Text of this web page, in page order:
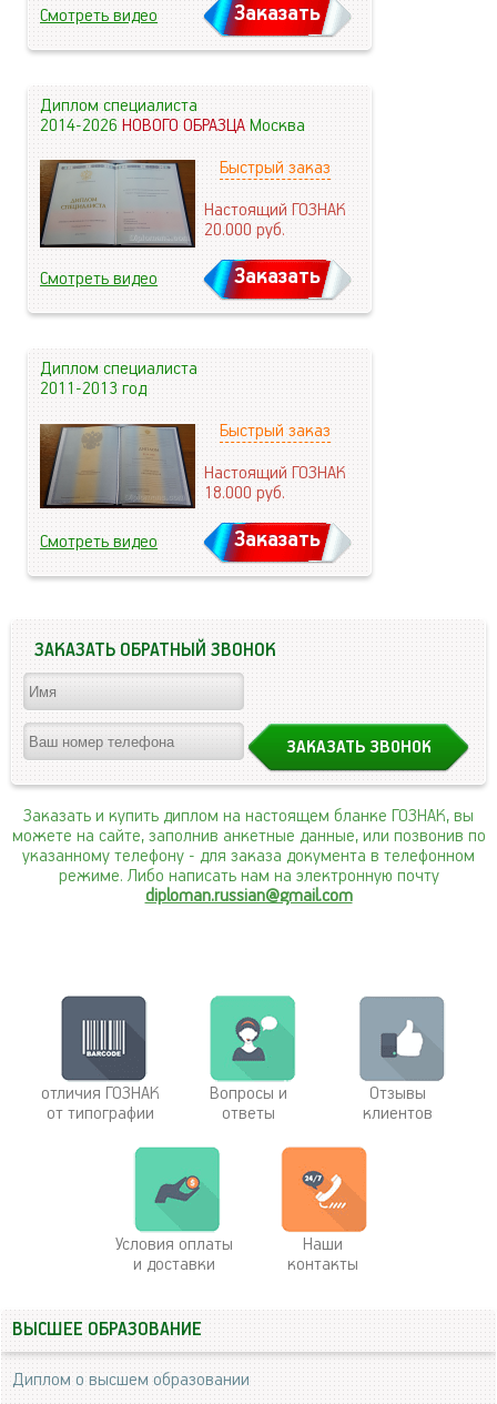
Смотреть видео Заказать
Диплом специалиста
2014-2026НОВОГО ОБРАЗЦАМосква
Быстрый заказ
Настоящий ГОЗНАК
20.000руб.
Смотреть видео Заказать
Диплом специалиста
2011-2013 год
Быстрый заказ
Настоящий ГОЗНАК
18.000руб.
Смотреть видео Заказать
ЗАКАЗАТЬ ОБРАТНЫЙ ЗВОНОК
Заказать и купить диплом на настоящем бланке ГОЗНАК, вы
можете на сайте, заполнив анкетные данные, или позвонив по
указанному телефону - для заказа документа в телефонном
режиме. Либо написать нам на электронную почту
diploman.russian@gmail.com
отличия ГОЗНАК
от типографии
Вопросы и
ответы
Отзывы
клиентов
Условия оплаты
и доставки
Наши
контакты
ВЫСШЕЕ ОБРАЗОВАНИЕ
Диплом о высшем образовании